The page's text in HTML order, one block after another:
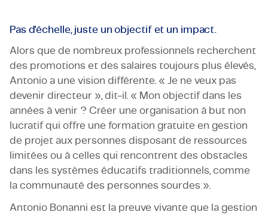
Pas d'échelle, juste un objectif et un impact.
Alors que de nombreux professionnels recherchent
des promotions et des salaires toujours plus élevés,
Antonio a une vision différente. « Je ne veux pas
devenir directeur », dit-il. « Mon objectif dans les
années à venir ? Créer une organisation à but non
lucratif qui offre une formation gratuite en gestion
de projet aux personnes disposant de ressources
limitées ou à celles qui rencontrent des obstacles
dans les systèmes éducatifs traditionnels, comme
la communauté des personnes sourdes ».
Antonio Bonanni est la preuve vivante que la gestion